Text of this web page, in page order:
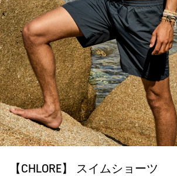
【CHLORE】 スイムショーツ